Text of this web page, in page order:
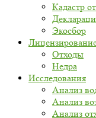
Кадастр
Экосбор
Отходы
Недра
Исследования
Анализ
Анализ
Анализ